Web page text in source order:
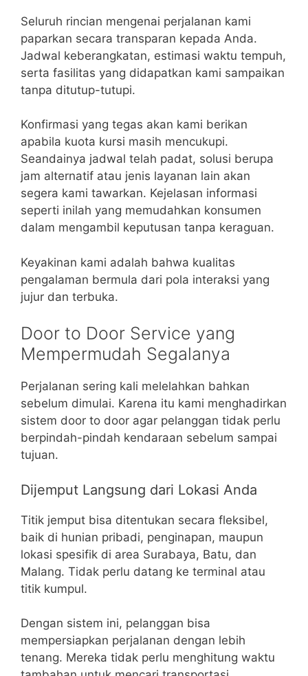
Seluruh rincian mengenai perjalanan kami
paparkan secara transparan kepada Anda.
Jadwal keberangkatan, estimasi waktu tempuh,
serta fasilitas yang didapatkan kami sampaikan
tanpa ditutup-tutupi.
Konfirmasi yang tegas akan kami berikan
apabila kuota kursi masih mencukupi.
Seandainya jadwal telah padat, solusi berupa
jam alternatif atau jenis layanan lain akan
segera kami tawarkan. Kejelasan informasi
seperti inilah yang memudahkan konsumen
dalam mengambil keputusan tanpa keraguan.
Keyakinan kami adalah bahwa kualitas
pengalaman bermula dari pola interaksi yang
jujur dan terbuka.
Door to Door Service yang
Mempermudah Segalanya
Perjalanan sering kali melelahkan bahkan
sebelum dimulai. Karena itu kami menghadirkan
sistem door to door agar pelanggan tidak perlu
berpindah-pindah kendaraan sebelum sampai
tujuan.
Dijemput Langsung dari Lokasi Anda
Titik jemput bisa ditentukan secara fleksibel,
baik di hunian pribadi, penginapan, maupun
lokasi spesifik di area Surabaya, Batu, dan
Malang. Tidak perlu datang ke terminal atau
titik kumpul.
Dengan sistem ini, pelanggan bisa
mempersiapkan perjalanan dengan lebih
tenang. Mereka tidak perlu menghitung waktu